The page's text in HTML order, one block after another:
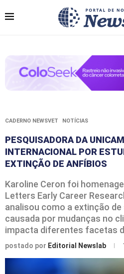
CADERNO NEWSVET NOTÍCIAS
PESQUISADORA DA
INTERNACIONAL POR
EXTINÇÃO DE ANFÍBIOS
Karoline Ceron foi
Letters Early Career
analisou como a extinção
causada por mudanças no
impacta diferentes facetas
postado por Editorial Newslab